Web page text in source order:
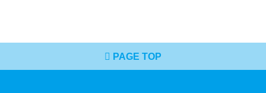
PAGE TOP